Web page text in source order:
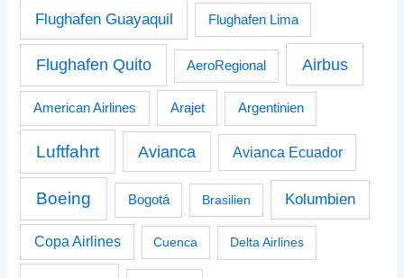
Flughafen Guayaquil Flughafen Lima
Flughafen Quito AeroRegional Airbus
American Airlines Arajet Argentinien
Luftfahrt Avianca Avianca Ecuador
Boeing Bogotá Brasilien Kolumbien
Copa Airlines Cuenca Delta Airlines